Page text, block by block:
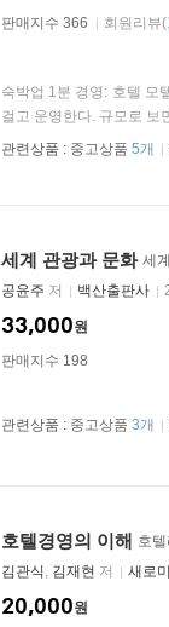
판매지수 366
회원리뷰(
숙박업 1분 경영: 호텔 모
걸고 운영한다. 규모로 보
관련상품 : 중고상품 5개
세계 관광과 문화 세
공윤주 저 백산출판사
33,000원
판매지수 198
관련상품 : 중고상품 3개
호텔경영의 이해 호
김관식 , 김재현 저 새로미
20,000원